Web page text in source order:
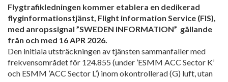
Flygtrafikledningen kommer etablera en dedikerad
flyginformationstjänst, Flight information Service (FIS),
med anropssignal ”SWEDEN INFORMATION” gällande
från och med 16 APR 2026.
Den initiala utsträckningen av tjänsten sammanfaller med
frekvensområdet för 124.855 (under ’ESMM ACC Sector K’
och ESMM ’ACC Sector L’) inom okontrollerad (G) luft, utan
Information